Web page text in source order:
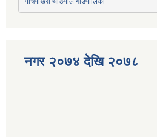
नगर २०७४ देखि २०७८